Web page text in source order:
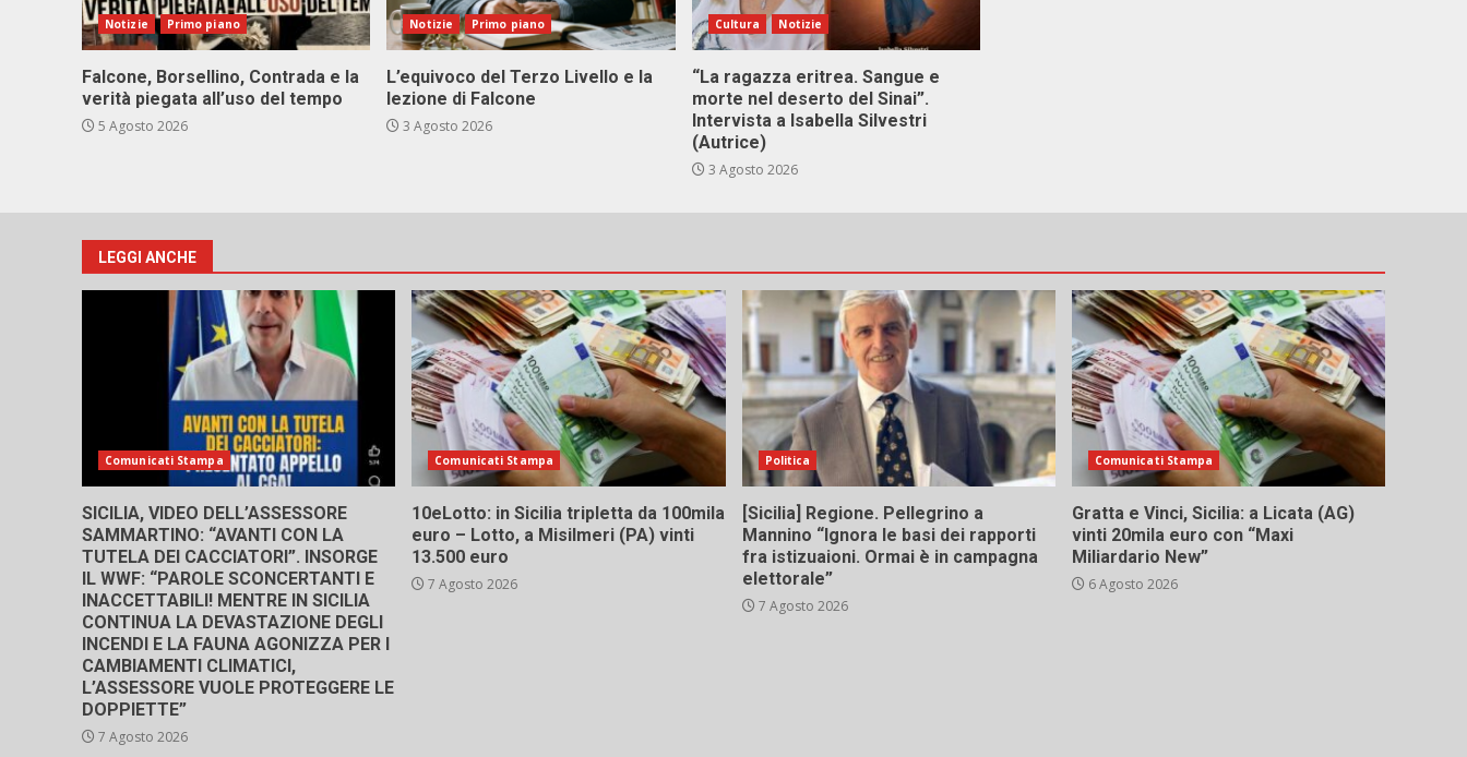
Notizie Primo piano
Falcone, Borsellino, Contrada e la
verità piegata all’uso del tempo
5 Agosto 2026
Notizie Primo piano
L’equivoco del Terzo Livello e la
lezione di Falcone
3 Agosto 2026
Cultura Notizie
“La ragazza eritrea. Sangue e
morte nel deserto del Sinai”.
Intervista a Isabella Silvestri
(Autrice)
3 Agosto 2026
LEGGI ANCHE
Comunicati Stampa
SICILIA, VIDEO DELL’ASSESSORE
SAMMARTINO: “AVANTI CON LA
TUTELA DEI CACCIATORI”. INSORGE
IL WWF: “PAROLE SCONCERTANTI E
INACCETTABILI! MENTRE IN SICILIA
CONTINUA LA DEVASTAZIONE DEGLI
INCENDI E LA FAUNA AGONIZZA PER I
CAMBIAMENTI CLIMATICI,
L’ASSESSORE VUOLE PROTEGGERE LE
DOPPIETTE”
7 Agosto 2026
Comunicati Stampa
10eLotto: in Sicilia tripletta da 100mila
euro – Lotto, a Misilmeri (PA) vinti
13.500 euro
7 Agosto 2026
Politica
[Sicilia] Regione. Pellegrino a
Mannino “Ignora le basi dei rapporti
fra istizuaioni. Ormai è in campagna
elettorale”
7 Agosto 2026
Comunicati Stampa
Gratta e Vinci, Sicilia: a Licata (AG)
vinti 20mila euro con “Maxi
Miliardario New”
6 Agosto 2026